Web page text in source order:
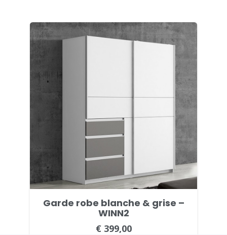
€ 339,00
à
€ 439,00
Garde robe blanche & grise –
WINN2
€399,00